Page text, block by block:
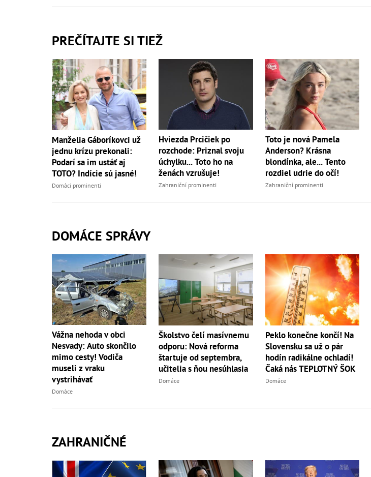
PREČÍTAJTE SI TIEŽ
Manželia Gáboríkovci už
jednu krízu prekonali:
Podarí sa im ustáť aj
TOTO? Indície sú jasné!
Domáci prominenti
Hviezda Prcičiek po
rozchode: Priznal svoju
úchylku... Toto ho na
ženách vzrušuje!
Zahraniční prominenti
Toto je nová Pamela
Anderson? Krásna
blondínka, ale... Tento
rozdiel udrie do očí!
Zahraniční prominenti
DOMÁCE SPRÁVY
Vážna nehoda v obci
Nesvady: Auto skončilo
mimo cesty! Vodiča
museli z vraku
vystrihávať
Domáce
Školstvo čelí masívnemu
odporu: Nová reforma
štartuje od septembra,
učitelia s ňou nesúhlasia
Domáce
Peklo konečne končí! Na
Slovensku sa už o pár
hodín radikálne ochladí!
Čaká nás TEPLOTNÝ ŠOK
Domáce
ZAHRANIČNÉ